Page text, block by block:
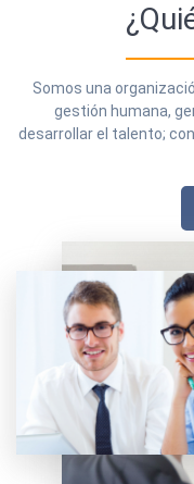
Somos una
gestión humana,
desarrollar el talento;